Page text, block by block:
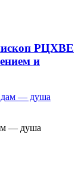
РЦХВЕ
и
— душа